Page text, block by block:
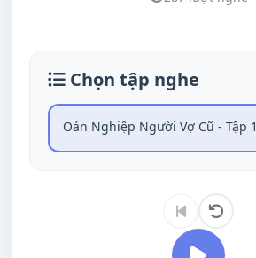
Chọn tập nghe
Oán Nghiệp Người Vợ Cũ - Tập 1